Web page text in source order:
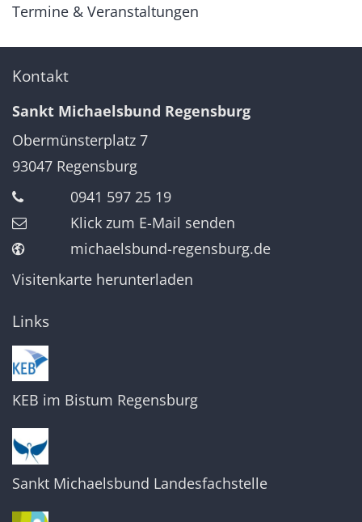
Termine & Veranstaltungen
Kontakt
Sankt Michaelsbund Regensburg
Obermünsterplatz 7
93047 Regensburg
0941 597 25 19
Klick zum E-Mail senden
michaelsbund-regensburg.de
Visitenkarte herunterladen
Links
KEB im Bistum Regensburg
Sankt Michaelsbund Landesfachstelle